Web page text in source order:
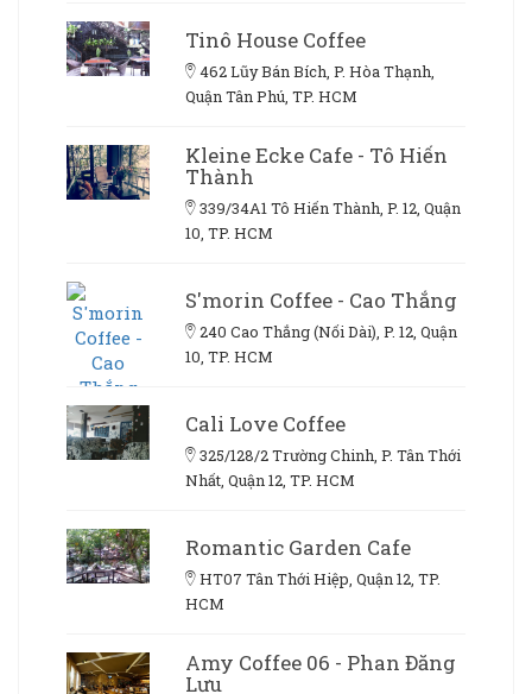
Tinô House Coffee
462 Lũy Bán Bích, P. Hòa Thạnh,
Quận Tân Phú, TP. HCM
Kleine Ecke Cafe - Tô Hiến
Thành
339/34A1 Tô Hiến Thành, P. 12, Quận
10, TP. HCM
S'morin Coffee - Cao Thắng
240 Cao Thắng (Nối Dài), P. 12, Quận
10, TP. HCM
Cali Love Coffee
325/128/2 Trường Chinh, P. Tân Thới
Nhất, Quận 12, TP. HCM
Romantic Garden Cafe
HT07 Tân Thới Hiệp, Quận 12, TP.
HCM
Amy Coffee 06 - Phan Đăng
Lưu